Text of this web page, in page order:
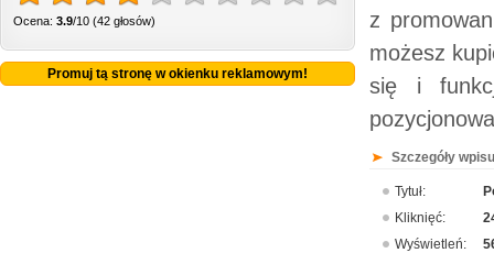
Ocena: 3.9/10 (42 głosów)
Promuj tą stronę w okienku reklamowym!
z
możesz
się i
Szczegóły
Tytuł:
Kliknięć:
Wyświetleń: